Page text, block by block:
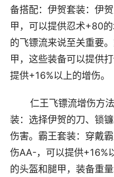
备搭配：伊贺套装：伊
甲，可以提供忍术+80
的飞镖流来说至关重要
甲，这些装备可以提供
提供+16%以上的增伤。
仁王飞镖流增伤方
装：选择伊贺的刀、锁
伤害。霸王套装：穿戴
伤AA-，可以提供+16%
的头盔和腿甲，装备重